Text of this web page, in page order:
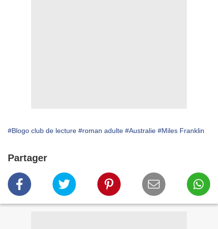
#Blogo club de lecture #roman adulte #Australie #Miles Franklin
Partager